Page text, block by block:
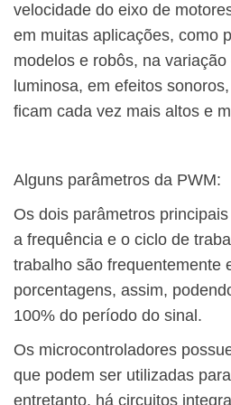
velocidade do eixo de
em muitas aplicações, como
modelos e robôs, na
luminosa, em efeitos
ficam cada vez mais altos e
Alguns parâmetros da PWM:
Os dois parâmetros
a frequência e o ciclo de
trabalho são frequentemente
porcentagens, assim,
100% do período do sinal.
Os microcontroladores
que podem ser utilizadas
entretanto, há circuitos